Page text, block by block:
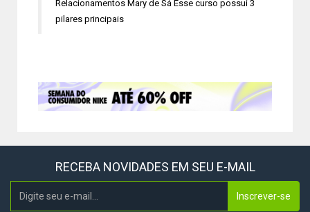
Relacionamentos Mary de Sá Esse curso possui 3
pilares principais
RECEBA NOVIDADES EM SEU E-MAIL
Inscrever-se